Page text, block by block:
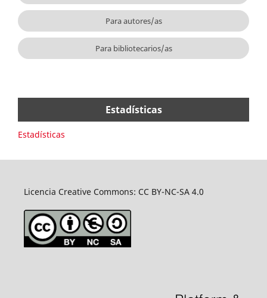
Para autores/as
Para bibliotecarios/as
Estadísticas
Estadísticas
Licencia Creative Commons: CC BY-NC-SA 4.0